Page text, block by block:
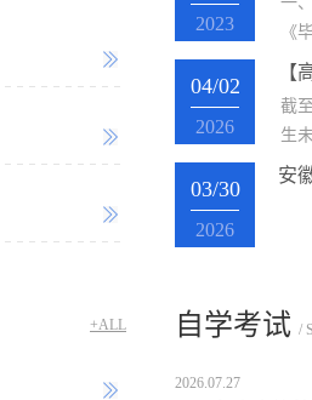
2023
《
04/02
2026
【
续
截
生
03/30
2026
安
+ALL 自学考试 /
2026.07.27